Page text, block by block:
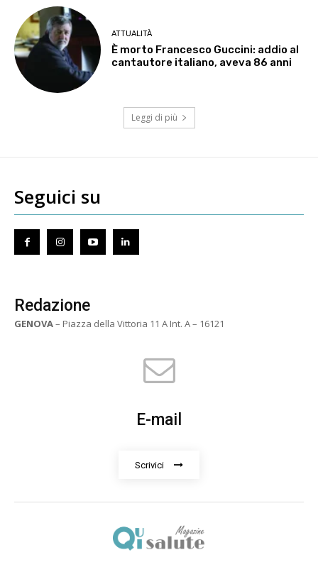
ATTUALITÀ
È morto Francesco Guccini: addio al
cantautore italiano, aveva 86 anni
Leggi di più
Seguici su
Redazione
GENOVA– Piazza della Vittoria 11 A Int. A – 16121
E-mail
Scrivici